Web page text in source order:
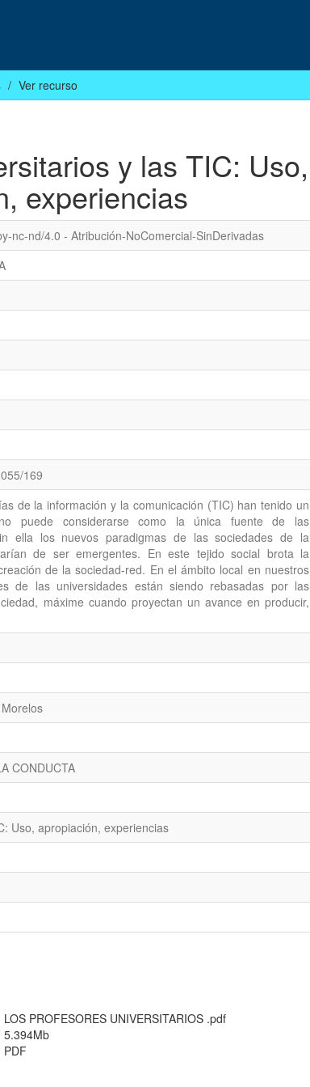
Ver recurso
y las TIC: Uso,
experiencias
nc-nd/4.0 - Atribución-NoComercial-SinDerivadas
169
de la información y la comunicación (TIC) han tenido un
puede considerarse como la única fuente de las
ella los nuevos paradigmas de las sociedades de la
de ser emergentes. En este tejido social brota la
de la sociedad-red. En el ámbito local en nuestros
de las universidades están siendo rebasadas por las
máxime cuando proyectan un avance en producir,
CONDUCTA
Uso, apropiación, experiencias
LOS PROFESORES UNIVERSITARIOS .pdf
5.394Mb
PDF